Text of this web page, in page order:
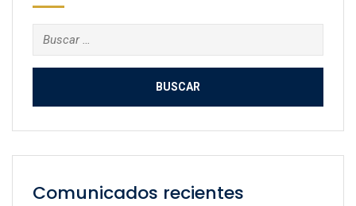
Buscar:
Comunicados recientes